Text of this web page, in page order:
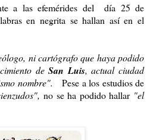
a las efemérides del día 25 de
en negrita se hallan así en el
ni cartógrafo que haya podido
deSan Luis, actual ciudad
nombre".Pese a los estudios de
no se ha podido hallar "el